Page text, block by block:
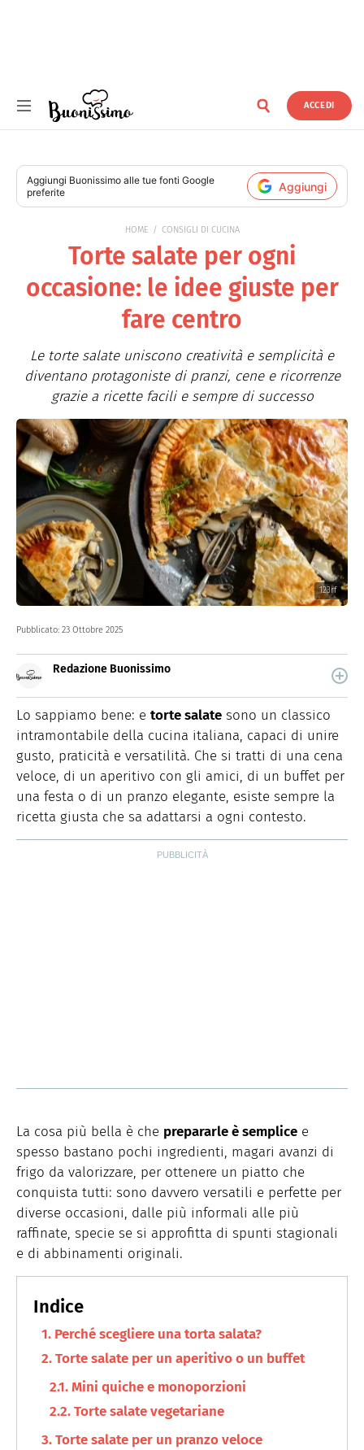
ACCEDI
Aggiungi Buonissimo alle tue fonti Google
preferite
Aggiungi
HOME CONSIGLI DI CUCINA
Torte salate per ogni
occasione: le idee giuste per
fare centro
Le torte salate uniscono creatività e semplicità e
diventano protagoniste di pranzi, cene e ricorrenze
grazie a ricette facili e sempre di successo
123rf
Pubblicato: 23 Ottobre 2025
Redazione Buonissimo
quale trovi idee veloci, facili e spiegate passo passo.
Lo sappiamo bene: e torte salate sono un classico
intramontabile della cucina italiana, capaci di unire
gusto, praticità e versatilità. Che si tratti di una cena
veloce, di un aperitivo con gli amici, di un buffet per
una festa o di un pranzo elegante, esiste sempre la
ricetta giusta che sa adattarsi a ogni contesto.
La cosa più bella è che prepararle è semplice e
spesso bastano pochi ingredienti, magari avanzi di
frigo da valorizzare, per ottenere un piatto che
conquista tutti: sono davvero versatili e perfette per
diverse occasioni, dalle più informali alle più
raffinate, specie se si approfitta di spunti stagionali
e di abbinamenti originali.
Perché scegliere una torta salata?
Torte salate per un aperitivo o un buffet
Mini quiche e monoporzioni
Torte salate vegetariane
Torte salate per un pranzo veloce